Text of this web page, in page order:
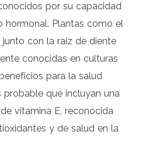
por su capacidad
hormonal. Plantas como el
con la raíz de diente
conocidas en culturas
para la salud
probable que incluyan una
vitamina E, reconocida
y de salud en la